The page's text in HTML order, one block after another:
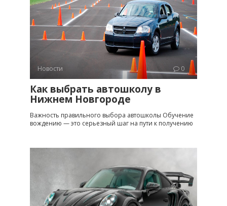
Новости 0
Как выбрать автошколу в
Нижнем Новгороде
Важность правильного выбора автошколы Обучение
вождению — это серьезный шаг на пути к получению